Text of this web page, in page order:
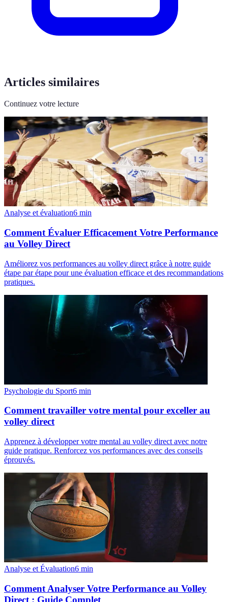
Articles similaires
Continuez votre lecture
Analyse et évaluation6 min
Comment Évaluer Efficacement Votre Performance
au Volley Direct
Améliorez vos performances au volley direct grâce à notre guide
étape par étape pour une évaluation efficace et des recommandations
pratiques.
Psychologie du Sport6 min
Comment travailler votre mental pour exceller au
volley direct
Apprenez à développer votre mental au volley direct avec notre
guide pratique. Renforcez vos performances avec des conseils
éprouvés.
Analyse et Évaluation6 min
Comment Analyser Votre Performance au Volley
Direct : Guide Complet